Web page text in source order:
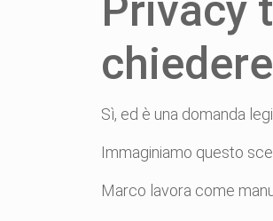
Privacy
Sì, ed è una domanda
Immaginiamo questo
Marco lavora come